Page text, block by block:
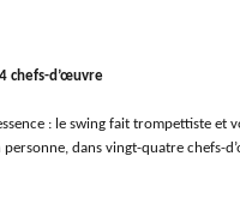
chefs-d’œuvre
: le swing fait trompettiste et
personne, dans vingt-quatre